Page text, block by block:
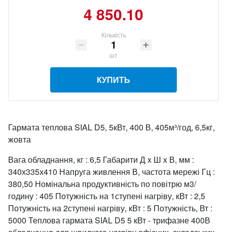
4 850.10
Кількість
шт
КУПИТЬ
Гармата теплова SIAL D5, 5кВт, 400 В, 405м³/год, 6,5кг,
жовта
Вага обладнання, кг : 6,5 Габарити Д x Ш x В, мм :
340х335х410 Напруга живлення В, частота мережі Гц :
380,50 Номінальна продуктивність по повітрю м3/
годину : 405 Потужність на 1ступені нагріву, кВт : 2,5
Потужність на 2ступені нагріву, кВт : 5 Потужність, Вт :
5000 Теплова гармата SIAL D5 5 кВт - трифазне 400В